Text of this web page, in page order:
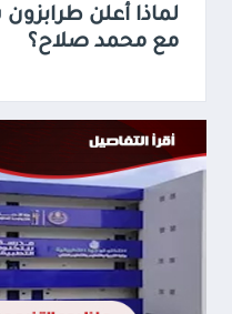
لماذا أعلن
مع محمد صلاح؟